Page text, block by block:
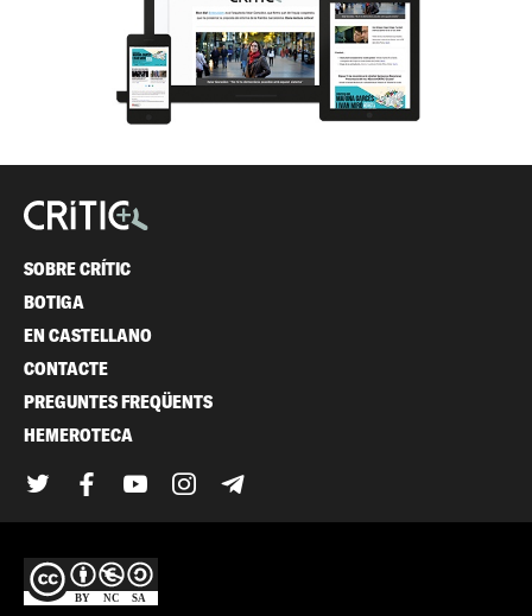
SOBRE CRÍTIC
BOTIGA
EN CASTELLANO
CONTACTE
PREGUNTES FREQÜENTS
HEMEROTECA
TwitterFacebook
YouTubeInstagram